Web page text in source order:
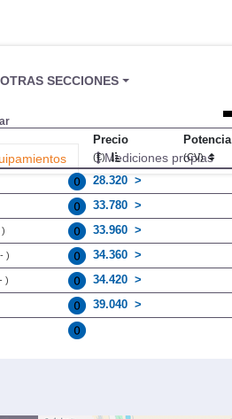
OTRAS SECCIONES
Mediciones propias
Precio
(€)
Potencia
(CV)
28.320
33.780
33.960
) 34.360
) 34.420
39.040